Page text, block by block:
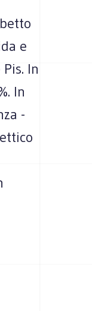
e
In
In
-